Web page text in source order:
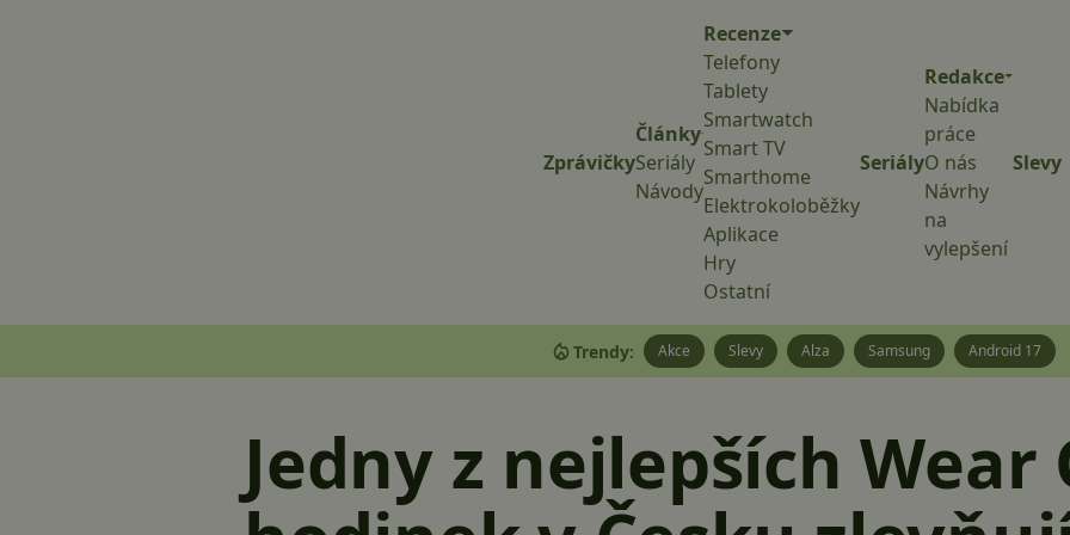
Zprávičky
Články
Seriály
Návody
Recenze
Telefony
Tablety
Smartwatch
Smart TV
Smarthome
Elektrokoloběžky
Aplikace
Hry
Ostatní
Seriály
Redakce
Nabídka
práce
O nás
Návrhy
na
vylepšení
Slevy
Trendy: Akce Slevy Alza Samsung Android 17
Jedny z nejlepších Wear